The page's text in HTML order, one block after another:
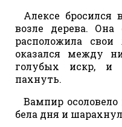
Алексе бросился
возле дерева. Она
расположила
оказался между
голубых искр, и
пахнуть.
Вампир
бела дня и